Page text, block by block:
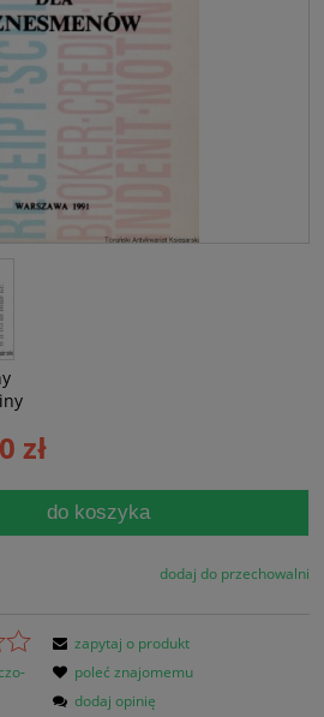
zł
do koszyka
dodaj do przechowalni
zapytaj o produkt
poleć znajomemu
dodaj opinię